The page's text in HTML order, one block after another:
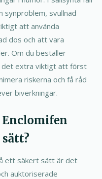
synproblem, svullnad
att använda
dos och att vara
Om du beställer
det extra viktigt att först
riskerna och få råd
biverkningar.
Enclomifen
ett säkert sätt är det
auktoriserade